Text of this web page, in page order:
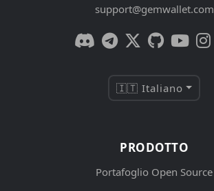
support@gemwallet.com
🇮🇹 Italiano
PRODOTTO
Portafoglio Open Source